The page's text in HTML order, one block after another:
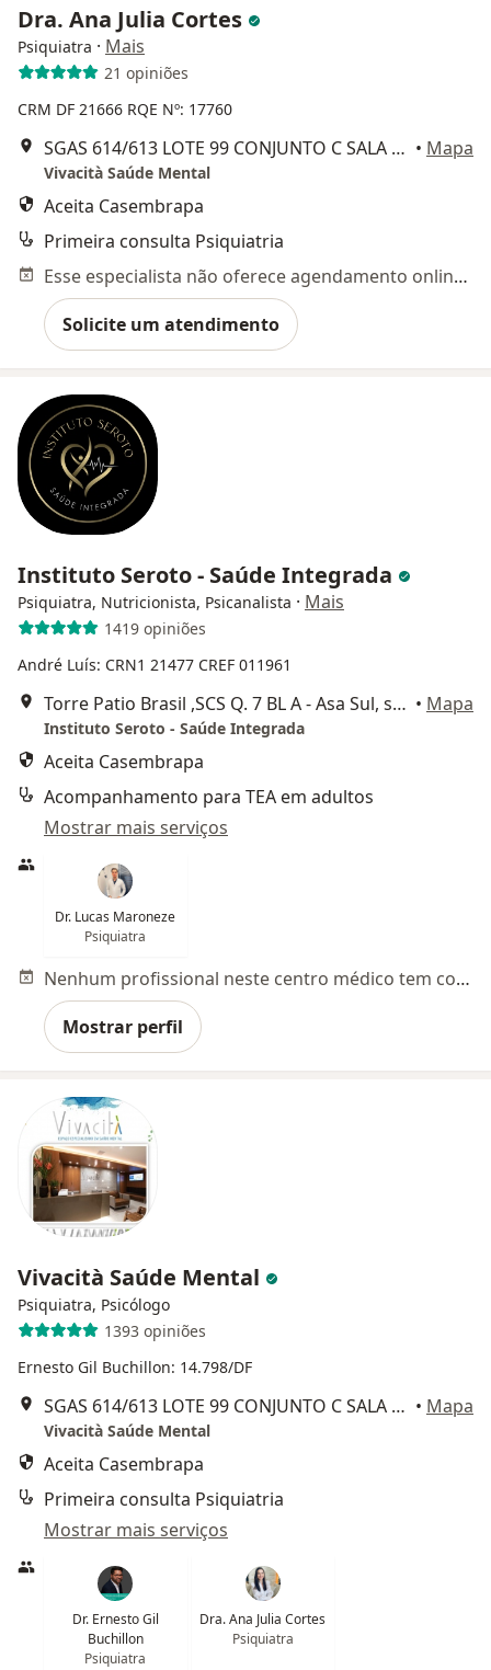
Dra. Ana Julia Cortes
Psiquiatra · Mais
21 opiniões
CRM DF 21666 RQE Nº: 17760
SGAS 614/613 LOTE 99 CONJUNTO C SALA 71/73 VITRIUM CENTRO MEDICO, VIA L2 SUL, Brasília • Mapa
Vivacità Saúde Mental
Aceita Casembrapa
Primeira consulta Psiquiatria
Esse especialista não oferece agendamento online para esse endereço.
Solicite um atendimento
Instituto Seroto - Saúde Integrada
Psiquiatra, Nutricionista, Psicanalista · Mais
1419 opiniões
André Luís: CRN1 21477 CREF 011961
Torre Patio Brasil ,SCS Q. 7 BL A - Asa Sul, sala 605/607 6º andar TORRE A, Brasília • Mapa
Instituto Seroto - Saúde Integrada
Aceita Casembrapa
Acompanhamento para TEA em adultos
Mostrar mais serviços
Dr. Lucas Maroneze
Psiquiatra
Nenhum profissional neste centro médico tem consultas disponíveis
Mostrar perfil
Vivacità Saúde Mental
Psiquiatra, Psicólogo
1393 opiniões
Ernesto Gil Buchillon: 14.798/DF
SGAS 614/613 LOTE 99 CONJUNTO C SALA 71/73 VITRIUM CENTRO MEDICO, VIA L2 SUL, Brasília • Mapa
Vivacità Saúde Mental
Aceita Casembrapa
Primeira consulta Psiquiatria
Mostrar mais serviços
Dr. Ernesto Gil
Buchillon
Psiquiatra
Dra. Ana Julia Cortes
Psiquiatra